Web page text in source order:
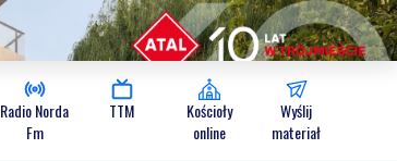
Radio Norda
Fm
TTM
Kościoły
online
Wyślij
materiał